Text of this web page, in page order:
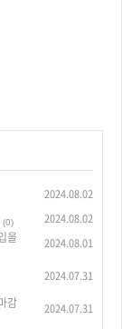
2024.08.02
(0) 2024.08.02
을
2024.08.01
2024.07.31
감
2024.07.31